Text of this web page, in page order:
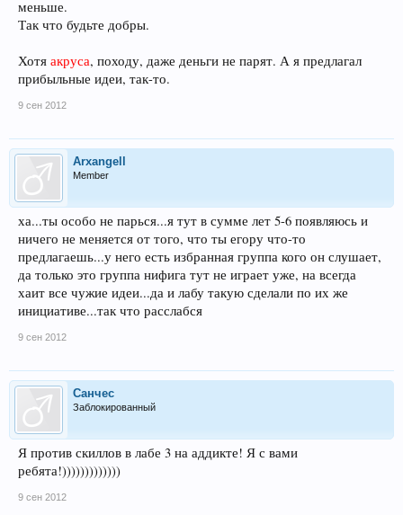
меньше.
Так что будьте добры.
Хотя акруса, походу, даже деньги не парят. А я предлагал
прибыльные идеи, так-то.
9 сен 2012
Arxangell
Member
ха...ты особо не парься...я тут в сумме лет 5-6 появляюсь и
ничего не меняется от того, что ты егору что-то
предлагаешь...у него есть избранная группа кого он слушает,
да только это группа нифига тут не играет уже, на всегда
хаит все чужие идеи...да и лабу такую сделали по их же
инициативе...так что расслабся
9 сен 2012
Санчес
Заблокированный
Я против скиллов в лабе 3 на аддикте! Я с вами
ребята!)))))))))))))
9 сен 2012